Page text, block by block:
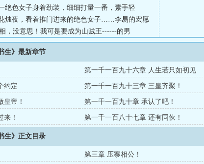
绝色女子身着劲装，细细打量一番，素手轻
烛夜，看着推门进来的绝色女子……李易的宏愿
，没意思！我可是要成为山贼王------的男
勿较真！）...
生》最新章节
第一千一百九十六章 人生若只如初见
约定 第一千一百九十三章 三皇齐聚！
皇帝！ 第一千一百九十章 承认了吧！
来！ 第一千一百八十七章 还有同伙！
生》正文目录
第三章 压寨相公！